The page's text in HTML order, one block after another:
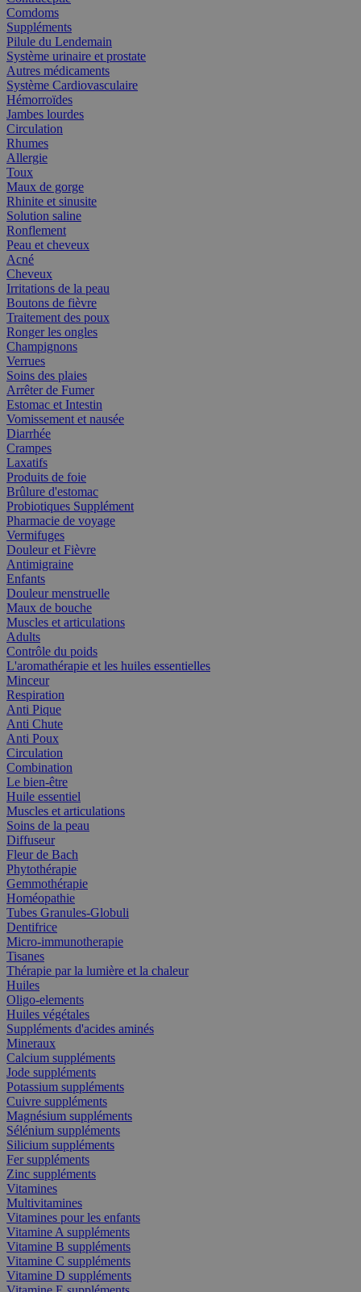
Comdoms
Suppléments
Pilule du Lendemain
Système urinaire et prostate
Autres médicaments
Système Cardiovasculaire
Hémorroïdes
Jambes lourdes
Circulation
Rhumes
Allergie
Toux
Maux de gorge
Rhinite et sinusite
Solution saline
Ronflement
Peau et cheveux
Acné
Cheveux
Irritations de la peau
Boutons de fièvre
Traitement des poux
Ronger les ongles
Champignons
Verrues
Soins des plaies
Arrêter de Fumer
Estomac et Intestin
Vomissement et nausée
Diarrhée
Crampes
Laxatifs
Produits de foie
Brûlure d'estomac
Probiotiques Supplément
Pharmacie de voyage
Vermifuges
Douleur et Fièvre
Antimigraine
Enfants
Douleur menstruelle
Maux de bouche
Muscles et articulations
Adults
Contrôle du poids
L'aromathérapie et les huiles essentielles
Minceur
Respiration
Anti Pique
Anti Chute
Anti Poux
Circulation
Combination
Le bien-être
Huile essentiel
Muscles et articulations
Soins de la peau
Diffuseur
Fleur de Bach
Phytothérapie
Gemmothérapie
Homéopathie
Tubes Granules-Globuli
Dentifrice
Micro-immunotherapie
Tisanes
Thérapie par la lumière et la chaleur
Huiles
Oligo-elements
Huiles végétales
Suppléments d'acides aminés
Mineraux
Calcium suppléments
Jode suppléments
Potassium suppléments
Cuivre suppléments
Magnésium suppléments
Sélénium suppléments
Silicium suppléments
Fer suppléments
Zinc suppléments
Vitamines
Multivitamines
Vitamines pour les enfants
Vitamine A suppléments
Vitamine B suppléments
Vitamine C suppléments
Vitamine D suppléments